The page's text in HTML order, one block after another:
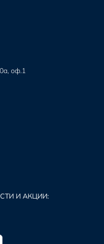
оф.1
И АКЦИИ: